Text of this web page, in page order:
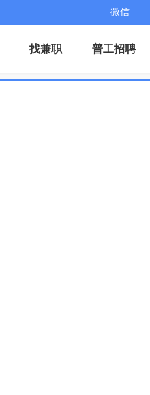
微信
找兼职 普工招聘